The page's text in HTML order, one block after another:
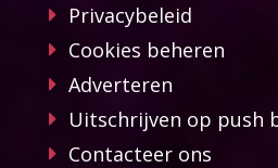
Privacybeleid
Cookies beheren
Adverteren
Uitschrijven op push
Contacteer ons